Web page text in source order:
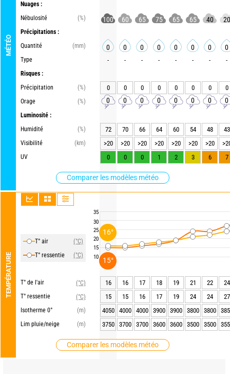
MÉTÉO
Nuages :
Nébulosité
(%)
Précipitations :
Quantité
(mm)
Type
Risques :
Précipitation
(%)
Orage
(%)
Luminosité :
Humidité
(%)
Visibilité
(km)
UV
Comparer les modèles météo
TEMPÉRATURE
T° air
(°C)
T° ressentie
(°C)
T° de l'air
(°C)
T° ressentie
(°C)
Isotherme 0°
(m)
Lim pluie/neige
(m)
Comparer les modèles météo
35
30
25
20
15
10
100 60 65 75 65 65 40 20
0 0 0 0 0 0 0 0
- - - - - - - -
0 0 0 0 0 0 0 0
0 0 0 0 0 0 0 0
72 70 66 64 60 54 48
43
>20
>20 >20 >20 >20 >20 >20
0
0 0 1 2 3 6 7
16 16 17 18 19 21 22
24
15
15 16 17 19 24 24
27
4050
4000 4000 3900 3900 3800 3800
3750
3700 3700 3600 3600 3500 3500
16°
15°